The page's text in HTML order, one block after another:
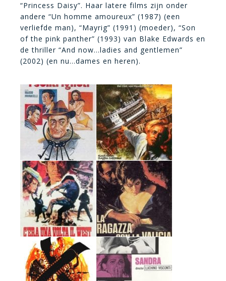
“Princess Daisy”. Haar latere films zijn onder
andere “Un homme amoureux” (1987) (een
verliefde man), “Mayrig” (1991) (moeder), “Son
of the pink panther” (1993) van Blake Edwards en
de thriller “And now…ladies and gentlemen”
(2002) (en nu…dames en heren).